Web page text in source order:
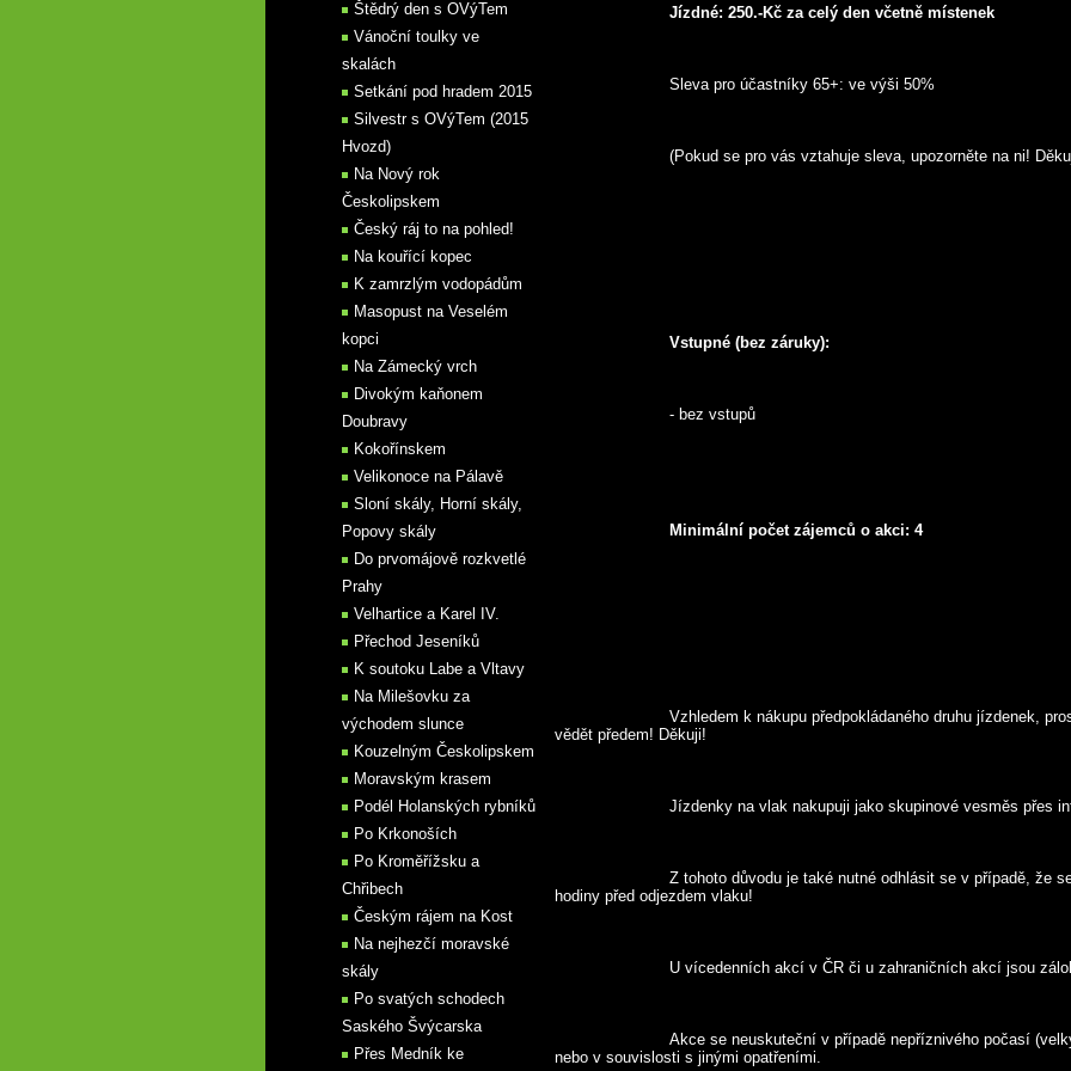
Jízdné: 250.-Kč za celý den včetně místenek
			Sleva pro účastníky 65+: ve výši 50%
(Pokud se pro vás vztahuje sleva, upozorněte na ni!
Vstupné (bez záruky):
			- bez vstupů
Minimální počet zájemců o akci: 4
vědět předem! Děkuji!
Jízdenky na vlak nakupuji jako skupinové vesměs přes
hodiny před odjezdem vlaku!
U vícedenních akcí v ČR či u zahraničních akcí jsou
nebo v souvislosti s jinými opatřeními.
Štědrý den s OVýTem
Vánoční toulky ve
skalách
Setkání pod hradem 2015
Silvestr s OVýTem (2015
Hvozd)
Na Nový rok
Českolipskem
Český ráj to na pohled!
Na kouřící kopec
K zamrzlým vodopádům
Masopust na Veselém
kopci
Na Zámecký vrch
Divokým kaňonem
Doubravy
Kokořínskem
Velikonoce na Pálavě
Sloní skály, Horní skály,
Popovy skály
Do prvomájově rozkvetlé
Prahy
Velhartice a Karel IV.
Přechod Jeseníků
K soutoku Labe a Vltavy
Na Milešovku za
východem slunce
Kouzelným Českolipskem
Moravským krasem
Podél Holanských rybníků
Po Krkonoších
Po Kroměřížsku a
Chřibech
Českým rájem na Kost
Na nejhezčí moravské
skály
Po svatých schodech
Saského Švýcarska
Přes Medník ke